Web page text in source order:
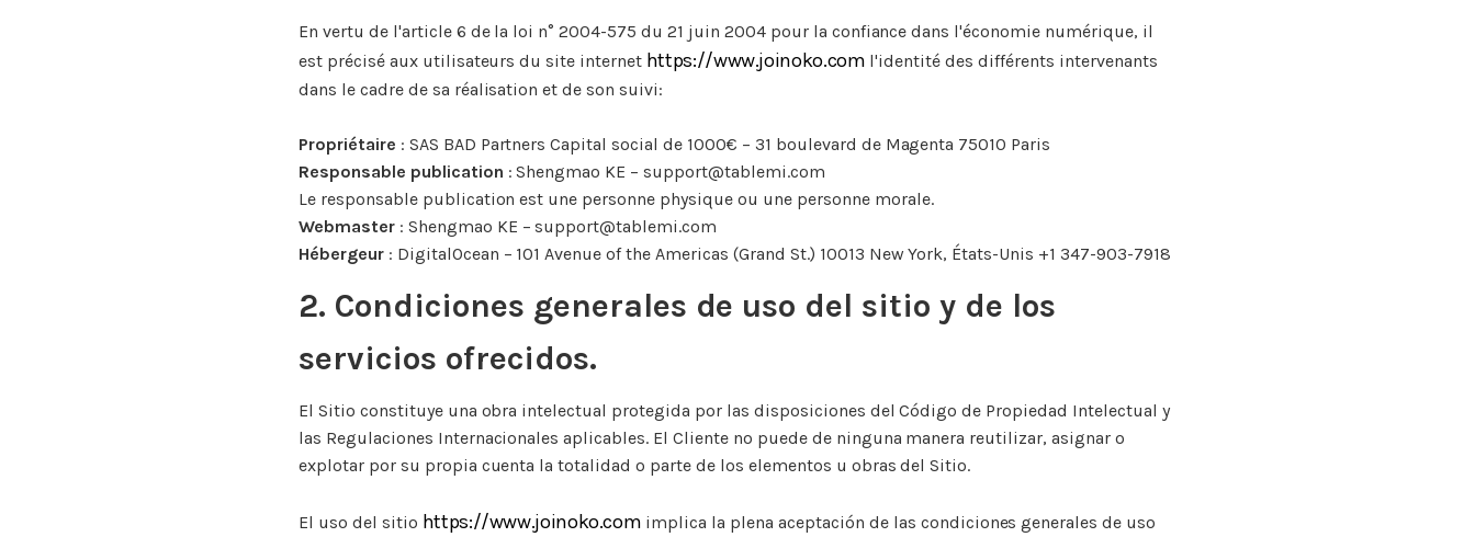
En vertu de l'article 6 de la loi n° 2004-575 du 21 juin 2004 pour la confiance dans l'économie numérique, il
est précisé aux utilisateurs du site internet https://www.joinoko.com l'identité des différents intervenants
dans le cadre de sa réalisation et de son suivi:
Propriétaire : SAS BAD Partners Capital social de 1000€ – 31 boulevard de Magenta 75010 Paris
Responsable publication : Shengmao KE – support@tablemi.com
Le responsable publication est une personne physique ou une personne morale.
Webmaster: Shengmao KE – support@tablemi.com
Hébergeur: DigitalOcean – 101 Avenue of the Americas (Grand St.) 10013 New York, États-Unis +1 347-903-7918
2. Condiciones generales de uso del sitio y de los
servicios ofrecidos.
El Sitio constituye una obra intelectual protegida por las disposiciones del Código de Propiedad Intelectual y
las Regulaciones Internacionales aplicables. El Cliente no puede de ninguna manera reutilizar, asignar o
explotar por su propia cuenta la totalidad o parte de los elementos u obras del Sitio.
El uso del sitio https://www.joinoko.com implica la plena aceptación de las condiciones generales de uso